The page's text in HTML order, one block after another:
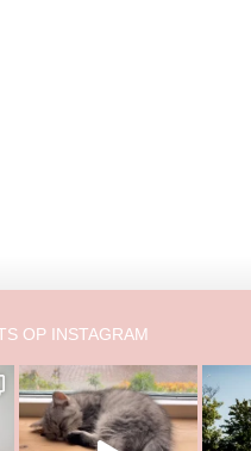
OP INSTAGRAM